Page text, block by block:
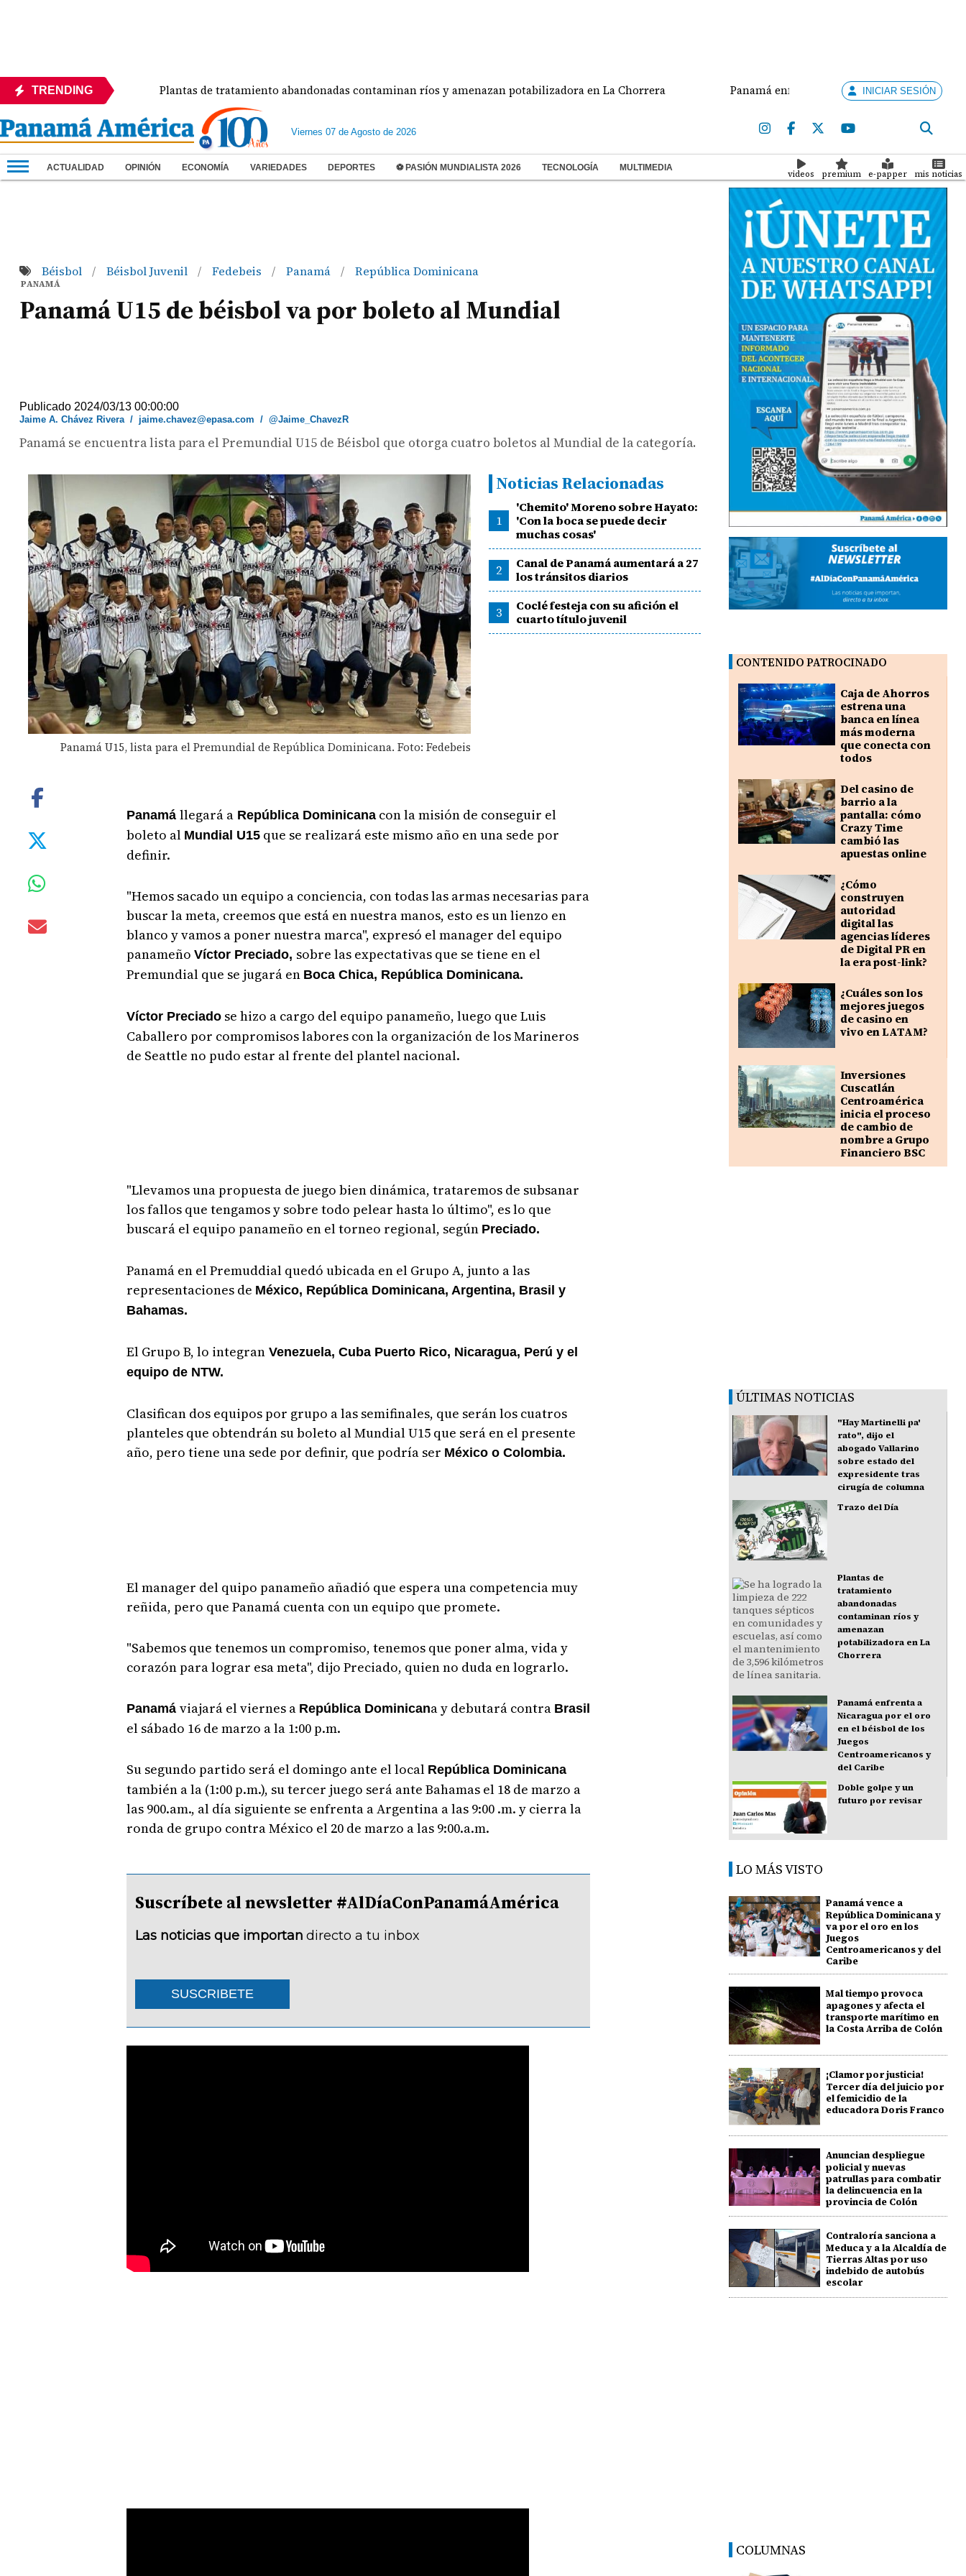
TRENDING
del Día Plantas de tratamiento abandonadas contaminan ríos y amenazan potabilizadora en La Chorrera Panamá enfrenta a Nicaragua por el oro en el
INICIAR SESIÓN
Viernes 07 de Agosto de 2026
ACTUALIDAD OPINIÓN ECONOMÍA VARIEDADES DEPORTES ⚽ PASIÓN MUNDIALISTA 2026 TECNOLOGÍA MULTIMEDIA
videos premium e-papper mis noticias
Béisbol / Béisbol Juvenil / Fedebeis / Panamá / República Dominicana
PANAMÁ
Panamá U15 de béisbol va por boleto al Mundial
Publicado 2024/03/13 00:00:00
Jaime A. Chávez Rivera/ jaime.chavez@epasa.com /@Jaime_ChavezR
Panamá se encuentra lista para el Premundial U15 de Béisbol que otorga cuatro boletos al Mundial de la categoría.
Panamá U15, lista para el Premundial de República Dominicana. Foto: Fedebeis
Noticias Relacionadas
1
'Chemito' Moreno sobre Hayato:
'Con la boca se puede decir
muchas cosas'
2
Canal de Panamá aumentará a 27
los tránsitos diarios
3
Coclé festeja con su afición el
cuarto título juvenil
Panamá llegará aRepública Dominicanacon la misión de conseguir el
boleto al Mundial U15que se realizará este mismo año en una sede por
definir.
"Hemos sacado un equipo a conciencia, con todas las armas necesarias para
buscar la meta, creemos que está en nuestra manos, esto es un lienzo en
blanco y vamos a poner nuestra marca", expresó el manager del equipo
panameño Víctor Preciado, sobre las expectativas que se tiene en el
Premundial que se jugará en Boca Chica, República Dominicana.
Víctor Preciadose hizo a cargo del equipo panameño, luego que Luis
Caballero por compromisos labores con la organización de los Marineros
de Seattle no pudo estar al frente del plantel nacional.
"Llevamos una propuesta de juego bien dinámica, trataremos de subsanar
los fallos que tengamos y sobre todo pelear hasta lo último", es lo que
buscará el equipo panameño en el torneo regional, según Preciado.
Panamá en el Premuddial quedó ubicada en el Grupo A, junto a las
representaciones de México, República Dominicana, Argentina, Brasil y
Bahamas.
El Grupo B, lo integranVenezuela, Cuba Puerto Rico, Nicaragua, Perú y el
equipo de NTW.
Clasifican dos equipos por grupo a las semifinales, que serán los cuatros
planteles que obtendrán su boleto al Mundial U15 que será en el presente
año, pero tiene una sede por definir, que podría ser México o Colombia.
El manager del quipo panameño añadió que espera una competencia muy
reñida, pero que Panamá cuenta con un equipo que promete.
"Sabemos que tenemos un compromiso, tenemos que poner alma, vida y
corazón para lograr esa meta", dijo Preciado, quien no duda en lograrlo.
Panamá viajará el viernes a República Dominicana y debutará contra Brasil
el sábado 16 de marzo a la 1:00 p.m.
Su segundo partido será el domingo ante el local República Dominicana
también a la (1:00 p.m.), su tercer juego será ante Bahamas el 18 de marzo a
las 900.am., al día siguiente se enfrenta a Argentina a las 9:00 .m. y cierra la
ronda de grupo contra México el 20 de marzo a las 9:00.a.m.
Suscríbete al newsletter #AlDíaConPanamáAmérica
Las noticias que importan directo a tu inbox
SUSCRIBETE
CONTENIDO PATROCINADO
Caja de Ahorros
estrena una
banca en línea
más moderna
que conecta con
todos
Del casino de
barrio a la
pantalla: cómo
Crazy Time
cambió las
apuestas online
¿Cómo
construyen
autoridad
digital las
agencias líderes
de Digital PR en
la era post-link?
¿Cuáles son los
mejores juegos
de casino en
vivo en LATAM?
Inversiones
Cuscatlán
Centroamérica
inicia el proceso
de cambio de
nombre a Grupo
Financiero BSC
ÚLTIMAS NOTICIAS
"Hay Martinelli pa'
rato", dijo el
abogado Vallarino
sobre estado del
expresidente tras
cirugía de columna
Trazo del Día
Plantas de
tratamiento
abandonadas
contaminan ríos y
amenazan
potabilizadora en La
Chorrera
Panamá enfrenta a
Nicaragua por el oro
en el béisbol de los
Juegos
Centroamericanos y
del Caribe
Doble golpe y un
futuro por revisar
LO MÁS VISTO
Panamá vence a
República Dominicana y
va por el oro en los
Juegos
Centroamericanos y del
Caribe
Mal tiempo provoca
apagones y afecta el
transporte marítimo en
la Costa Arriba de Colón
¡Clamor por justicia!
Tercer día del juicio por
el femicidio de la
educadora Doris Franco
Anuncian despliegue
policial y nuevas
patrullas para combatir
la delincuencia en la
provincia de Colón
Contraloría sanciona a
Meduca y a la Alcaldía de
Tierras Altas por uso
indebido de autobús
escolar
COLUMNAS